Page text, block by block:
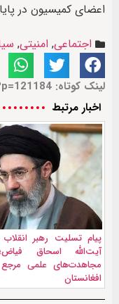
اعضای کمیسیون در
اجتماعی, امنیتی,
لینک کوتاه: https://iraf.ir/?p=121184
اخبار مرتبط
پیام تسلیت رهبر
آیت‌الله اسحاق
مجاهدت‌های علمی
افغانستان